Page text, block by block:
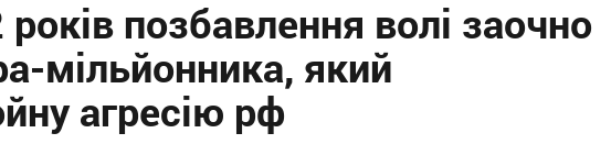
позбавлення волі заочно
мільйонника, який
агресію рф